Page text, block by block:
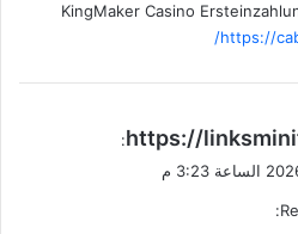
KingMaker Casino
https://
https://
: